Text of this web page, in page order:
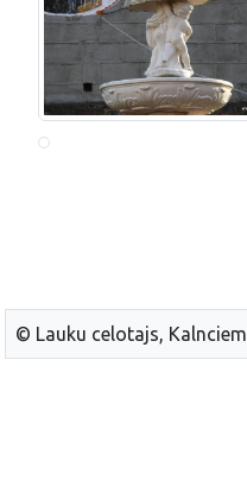
© Lauku celotajs,